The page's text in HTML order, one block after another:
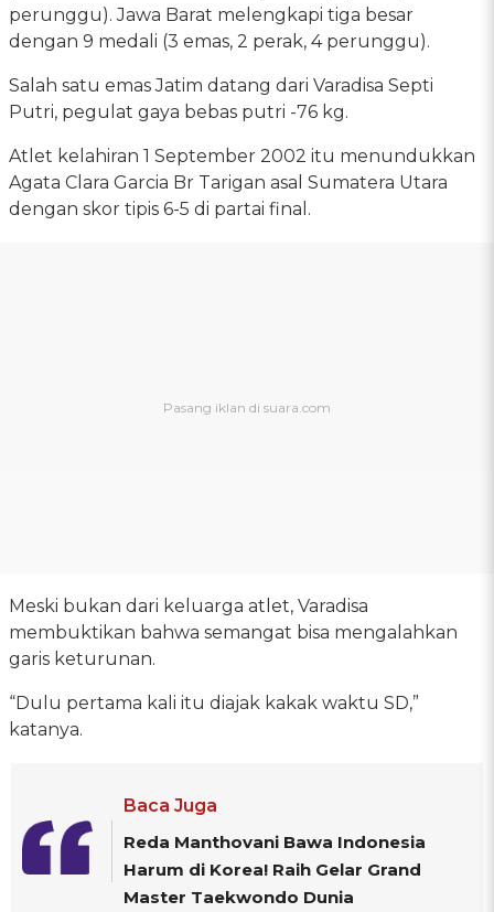
perunggu). Jawa Barat melengkapi tiga besar
dengan 9 medali (3 emas, 2 perak, 4 perunggu).
Salah satu emas Jatim datang dari Varadisa Septi
Putri, pegulat gaya bebas putri -76 kg.
Atlet kelahiran 1 September 2002 itu menundukkan
Agata Clara Garcia Br Tarigan asal Sumatera Utara
dengan skor tipis 6-5 di partai final.
Meski bukan dari keluarga atlet, Varadisa
membuktikan bahwa semangat bisa mengalahkan
garis keturunan.
“Dulu pertama kali itu diajak kakak waktu SD,”
katanya.
Baca Juga
Reda Manthovani Bawa Indonesia
Harum di Korea! Raih Gelar Grand
Master Taekwondo Dunia